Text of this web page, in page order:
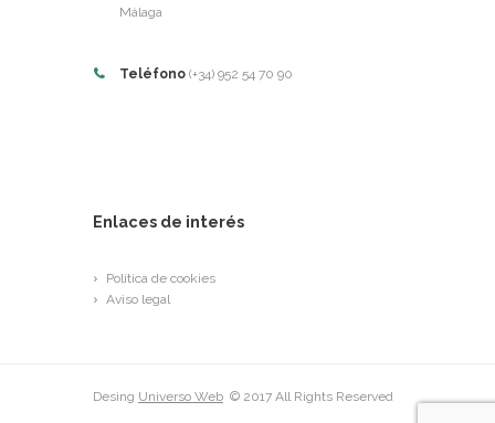
Málaga
Teléfono (+34) 952 54 70 90
Enlaces de interés
Política de cookies
Aviso legal
Desing Universo Web © 2017 All Rights Reserved